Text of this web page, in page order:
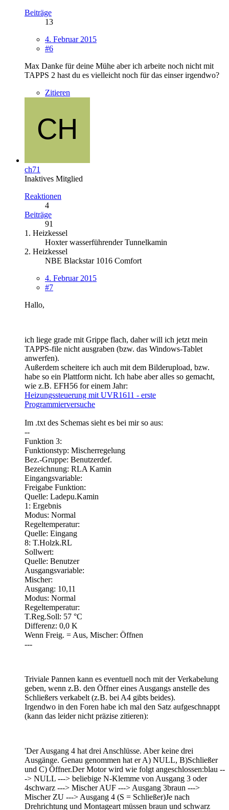
Beiträge
13
4. Februar 2015
#6
Max Danke für deine Mühe aber ich arbeite noch nicht mit
TAPPS 2 hast du es vielleicht noch für das einser irgendwo?
Zitieren
ch71
Inaktives Mitglied
Reaktionen
4
Beiträge
91
1. Heizkessel
Hoxter wasserführender Tunnelkamin
2. Heizkessel
NBE Blackstar 1016 Comfort
4. Februar 2015
#7
Hallo,
ich liege grade mit Grippe flach, daher will ich jetzt mein
TAPPS-file nicht ausgraben (bzw. das Windows-Tablet
anwerfen).
Außerdem scheitere ich auch mit dem Bilderupload, bzw.
habe so ein Plattform nicht. Ich habe aber alles so gemacht,
wie z.B. EFH56 for einem Jahr:
Heizungssteuerung mit UVR1611 - erste
Programmierversuche
Im .txt des Schemas sieht es bei mir so aus:
--
Funktion 3:
Funktionstyp: Mischerregelung
Bez.-Gruppe: Benutzerdef.
Bezeichnung: RLA Kamin
Eingangsvariable:
Freigabe Funktion:
Quelle: Ladepu.Kamin
1: Ergebnis
Modus: Normal
Regeltemperatur:
Quelle: Eingang
8: T.Holzk.RL
Sollwert:
Quelle: Benutzer
Ausgangsvariable:
Mischer:
Ausgang: 10,11
Modus: Normal
Regeltemperatur:
T.Reg.Soll: 57 °C
Differenz: 0,0 K
Wenn Freig. = Aus, Mischer: Öffnen
---
Triviale Pannen kann es eventuell noch mit der Verkabelung
geben, wenn z.B. den Öffner eines Ausgangs anstelle des
Schließers verkabelt (z.B. bei A4 gibts beides).
Irgendwo in den Foren habe ich mal den Satz aufgeschnappt
(kann das leider nicht präzise zitieren):
'Der Ausgang 4 hat drei Anschlüsse. Aber keine drei
Ausgänge. Genau genommen hat er A) NULL, B)Schließer
und C) Öffner.Der Motor wird wie folgt angeschlossen:blau --
-> NULL ---> beliebige N-Klemme von Ausgang 3 oder
4schwarz ---> Mischer AUF ---> Ausgang 3braun --->
Mischer ZU ---> Ausgang 4 (S = Schließer)Je nach
Drehrichtung und Montageart müssen braun und schwarz